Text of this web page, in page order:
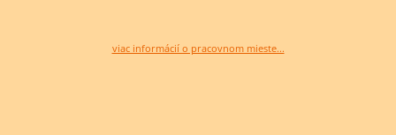
viac informácií o pracovnom mieste...